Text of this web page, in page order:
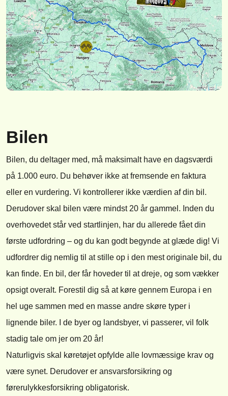
Bilen
Bilen, du deltager med, må maksimalt have en dagsværdi
på 1.000 euro. Du behøver ikke at fremsende en faktura
eller en vurdering. Vi kontrollerer ikke værdien af din bil.
Derudover skal bilen være mindst 20 år gammel. Inden du
overhovedet står ved startlinjen, har du allerede fået din
første udfordring – og du kan godt begynde at glæde dig! Vi
udfordrer dig nemlig til at stille op i den mest originale bil, du
kan finde. En bil, der får hoveder til at dreje, og som vækker
opsigt overalt. Forestil dig så at køre gennem Europa i en
hel uge sammen med en masse andre skøre typer i
lignende biler. I de byer og landsbyer, vi passerer, vil folk
stadig tale om jer om 20 år!
Naturligvis skal køretøjet opfylde alle lovmæssige krav og
være synet. Derudover er ansvarsforsikring og
førerulykkesforsikring obligatorisk.